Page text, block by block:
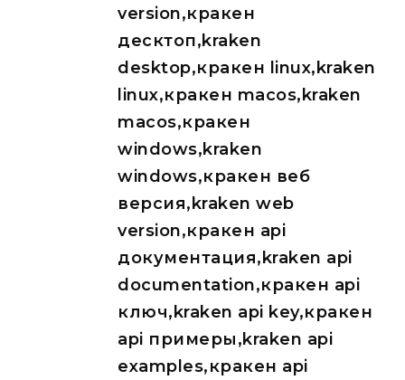
version,кракен
десктоп,kraken
desktop,кракен linux,kraken
linux,кракен macos,kraken
macos,кракен
windows,kraken
windows,кракен веб
версия,kraken web
version,кракен api
документация,kraken api
documentation,кракен api
ключ,kraken api key,кракен
api примеры,kraken api
examples,кракен api